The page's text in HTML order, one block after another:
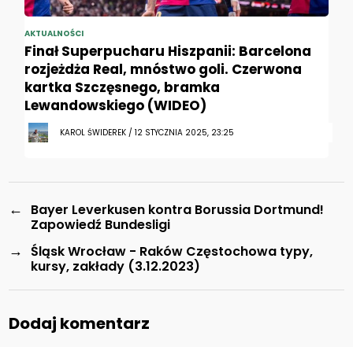
AKTUALNOŚCI
Finał Superpucharu Hiszpanii: Barcelona
rozjeżdża Real, mnóstwo goli. Czerwona
kartka Szczęsnego, bramka
Lewandowskiego (WIDEO)
KAROL ŚWIDEREK / 12 STYCZNIA 2025, 23:25
←
Bayer Leverkusen kontra Borussia Dortmund!
Zapowiedź Bundesligi
→ Śląsk Wrocław - Raków Częstochowa typy,
kursy, zakłady (3.12.2023)
Dodaj komentarz